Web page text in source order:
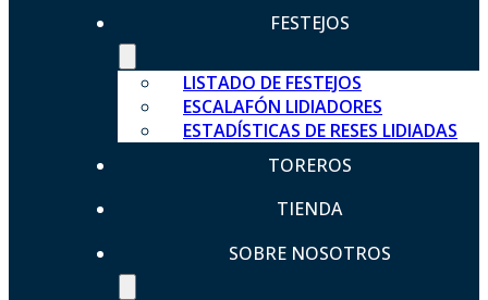
FESTEJOS
LISTADO DE FESTEJOS
ESCALAFÓN LIDIADORES
ESTADÍSTICAS DE RESES LIDIADAS
TOREROS
TIENDA
SOBRE NOSOTROS